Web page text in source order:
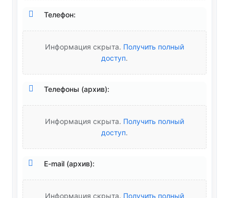
Телефон:
Информация скрыта. Получить полный
доступ.
Телефоны (архив):
Информация скрыта. Получить полный
доступ.
E-mail (архив):
Информация скрыта. Получить полный